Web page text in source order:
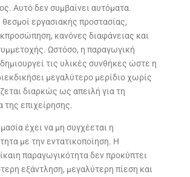
Αυτό δεν συμβαίνει αυτόματα.
θεσμοί εργασιακής προστασίας,
κανόνες διαφάνειας και
Ωστόσο, η παραγωγική
τις υλικές συνθήκες ώστε η
μεγαλύτερο μερίδιο χωρίς
διαρκώς ως απειλή για τη
της επιχείρησης.
έχει να μη συγχέεται η
με την εντατικοποίηση. Η
παραγωγικότητα δεν προκύπτει
εξάντληση, μεγαλύτερη πίεση και